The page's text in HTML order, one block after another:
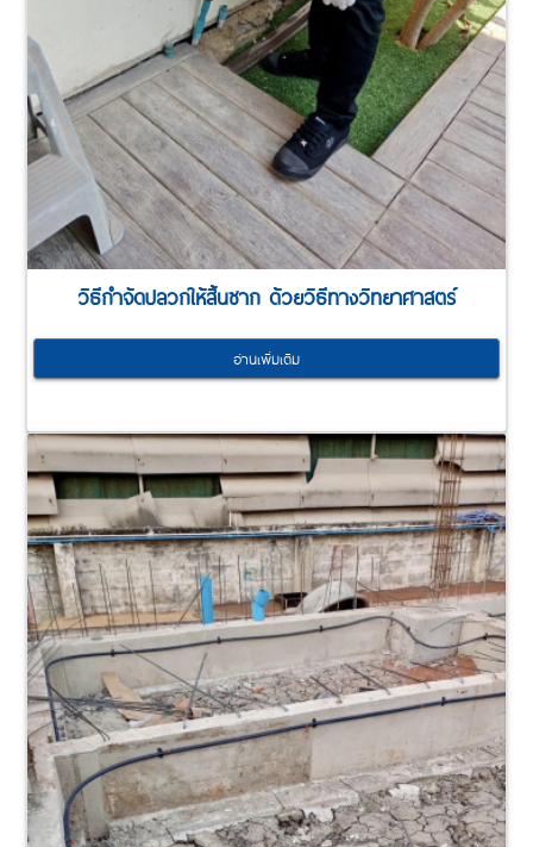
วิธีกำจัดปลวกให้สิ้นซาก ด้วยวิธีทางวิทยาศาสตร์
อ่านเพิ่มเติม